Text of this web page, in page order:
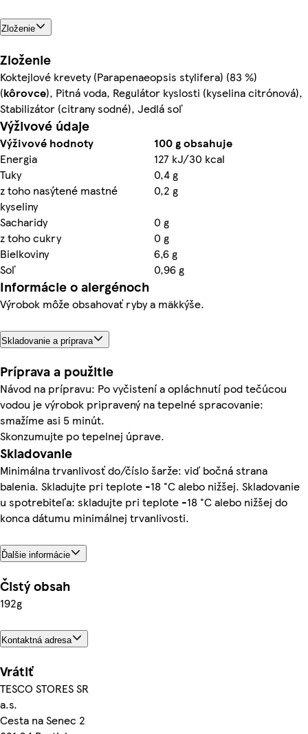
Zloženie
Zloženie
Koktejlové krevety (Parapenaeopsis stylifera) (83 %)
(kôrovce), Pitná voda, Regulátor kyslosti (kyselina citrónová),
Stabilizátor (citrany sodné), Jedlá soľ
Výživové údaje
Výživové hodnoty
100 g obsahuje
Energia
127 kJ/30 kcal
Tuky
0,4 g
z toho nasýtené mastné
kyseliny
0,2 g
Sacharidy
0 g
z toho cukry
0 g
Bielkoviny
6,6 g
Soľ
0,96 g
Informácie o alergénoch
Výrobok môže obsahovať ryby a mäkkýše.
Skladovanie a príprava
Príprava a použitie
Návod na prípravu: Po vyčistení a opláchnutí pod tečúcou
vodou je výrobok pripravený na tepelné spracovanie:
smažíme asi 5 minút.
Skonzumujte po tepelnej úprave.
Skladovanie
Minimálna trvanlivosť do/číslo šarže: viď bočná strana
balenia. Skladujte pri teplote -18 °C alebo nižšej. Skladovanie
u spotrebiteľa: skladujte pri teplote -18 °C alebo nižšej do
konca dátumu minimálnej trvanlivosti.
Ďalšie informácie
Čistý obsah
192g
Kontaktná adresa
Vrátiť
TESCO STORES SR
a.s.
Cesta na Senec 2